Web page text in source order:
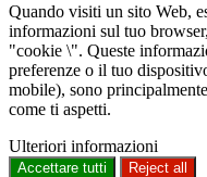
Quando visiti un sito Web,
informazioni sul tuo
"cookie \". Queste
preferenze o il tuo
mobile), sono
come ti aspetti.
Ulteriori informazioni
Accettare tutti Reject all